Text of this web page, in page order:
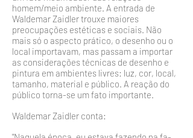
homem/meio ambiente. A entrada de
Waldemar Zaidler trouxe maiores
preocupações estéticas e sociais. Não
mais só o aspecto prático, o desenho ou o
local importavam, mas passam a importar
as considerações técnicas de desenho e
pintura em ambientes livres: luz, cor, local,
tamanho, material e públi­co. A reação do
público torna-se um fato importante.
Waldemar Zaidler conta: